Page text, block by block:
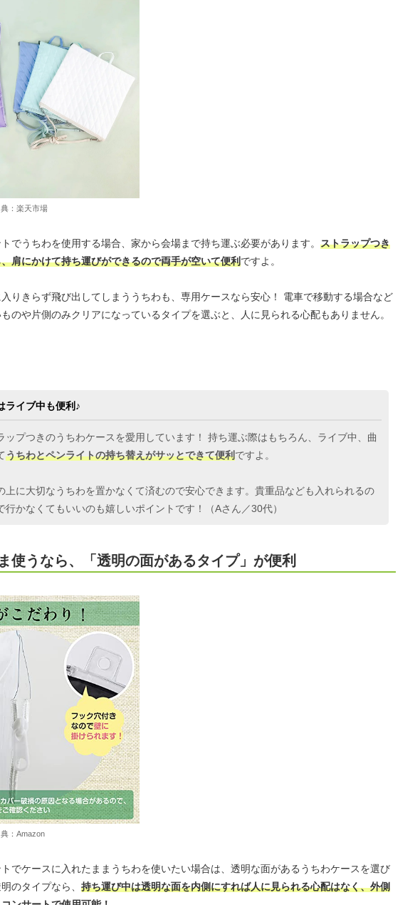
：楽天市場
でうちわを使用する場合、家から会場まで持ち運ぶ必要があります。 ストラップつき
肩にかけて持ち運びができるので両手が空いて便利ですよ。
入りきらず飛び出してしまううちわも、専用ケースなら安心！ 電車で移動する場合など
のや片側のみクリアになっているタイプを選ぶと、人に見られる心配もありません。
ライブ中も便利♪
ップつきのうちわケースを愛用しています！ 持ち運ぶ際はもちろん、ライブ中、曲
うちわとペンライトの持ち替えがサッとできて便利ですよ。
上に大切なうちわを置かなくて済むので安心できます。貴重品なども入れられるの
行かなくてもいいのも嬉しいポイントです！（Aさん／30代）
使うなら、「透明の面があるタイプ」が便利
：Amazon
でケースに入れたままうちわを使いたい場合は、透明な面があるうちわケースを選び
のタイプなら、 持ち運び中は透明な面を内側にすれば人に見られる心配はなく、外側